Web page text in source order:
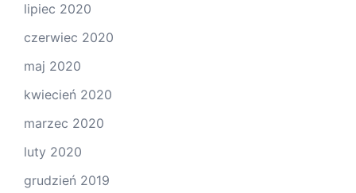
lipiec 2020
czerwiec 2020
maj 2020
kwiecień 2020
marzec 2020
luty 2020
grudzień 2019